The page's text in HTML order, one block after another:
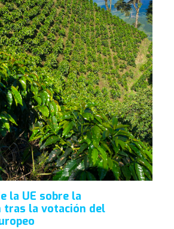
la UE sobre la
tras la votación del